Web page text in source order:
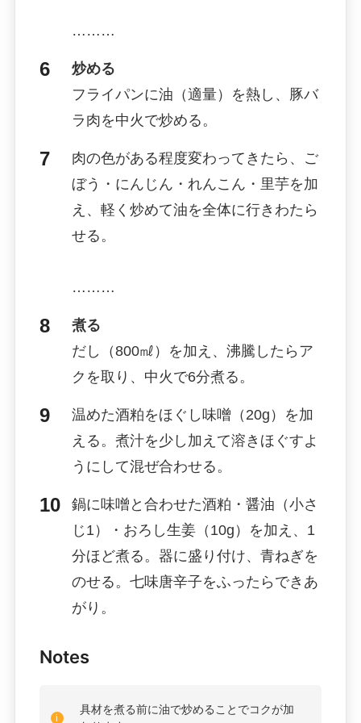
………
炒める
フライパンに油（適量）を熱し、豚バ
ラ肉を中火で炒める。
肉の色がある程度変わってきたら、ご
ぼう・にんじん・れんこん・里芋を加
え、軽く炒めて油を全体に行きわたら
せる。
………
煮る
だし（800㎖）を加え、沸騰したらア
クを取り、中火で6分煮る。
温めた酒粕をほぐし味噌（20g）を加
える。煮汁を少し加えて溶きほぐすよ
うにして混ぜ合わせる。
鍋に味噌と合わせた酒粕・醤油（小さ
じ1）・おろし生姜（10g）を加え、1
分ほど煮る。器に盛り付け、青ねぎを
のせる。七味唐辛子をふったらできあ
がり。
Notes
具材を煮る前に油で炒めることでコクが加